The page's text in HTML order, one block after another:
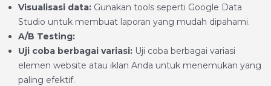
Visualisasi data: Gunakan tools seperti Google Data
Studio untuk membuat laporan yang mudah dipahami.
A/B Testing:
Uji coba berbagai variasi: Uji coba berbagai variasi
elemen website atau iklan Anda untuk menemukan yang
paling efektif.